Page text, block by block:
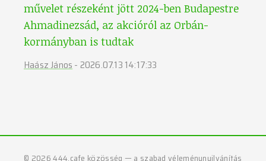
művelet részeként jött 2024-ben Budapestre
Ahmadinezsád, az akcióról az Orbán-
kormányban is tudtak
Haász János- 2026.07.13 14:17:33
© 2026444.cafe közösség — a szabad véleménynyilvánítás